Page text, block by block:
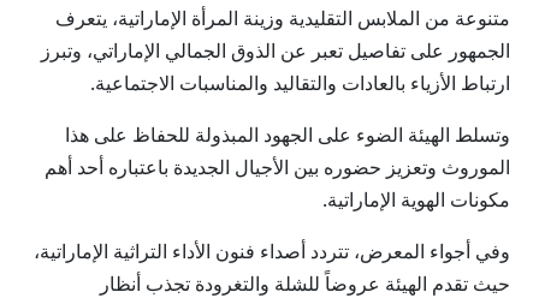
متنوعة من الملابس التقليدية وزينة المرأة الإماراتية، يتعرف
الجمهور على تفاصيل تعبر عن الذوق الجمالي الإماراتي، وتبرز
ارتباط الأزياء بالعادات والتقاليد والمناسبات الاجتماعية.
وتسلط الهيئة الضوء على الجهود المبذولة للحفاظ على هذا
الموروث وتعزيز حضوره بين الأجيال الجديدة باعتباره أحد أهم
مكونات الهوية الإماراتية.
وفي أجواء المعرض، تتردد أصداء فنون الأداء التراثية الإماراتية،
حيث تقدم الهيئة عروضاً للشلة والتغرودة تجذب أنظار